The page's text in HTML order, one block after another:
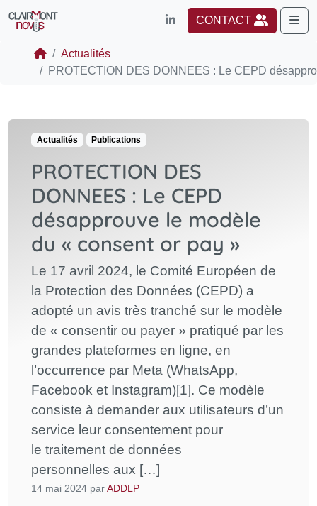
CONTACT
Actualités
PROTECTION DES DONNEES : Le CEPD
Actualités Publications
PROTECTION DES
DONNEES : Le CEPD
désapprouve le modèle
du « consent or pay »
Le 17 avril 2024, le Comité Européen de
la Protection des Données (CEPD) a
adopté un avis très tranché sur le modèle
de « consentir ou payer » pratiqué par les
grandes plateformes en ligne, en
l’occurrence par Meta (WhatsApp,
Facebook et Instagram)[1]. Ce modèle
consiste à demander aux utilisateurs d’un
service leur consentement pour
le traitement de données
personnelles aux […]
14 mai 2024 parADDLP